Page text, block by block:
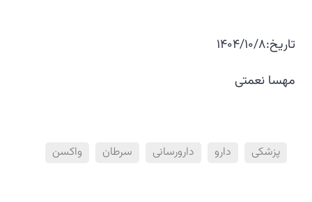
تاریخ:1404/10/8
مهسا نعمتی
پزشکی دارو دارورسانی سرطان واکسن